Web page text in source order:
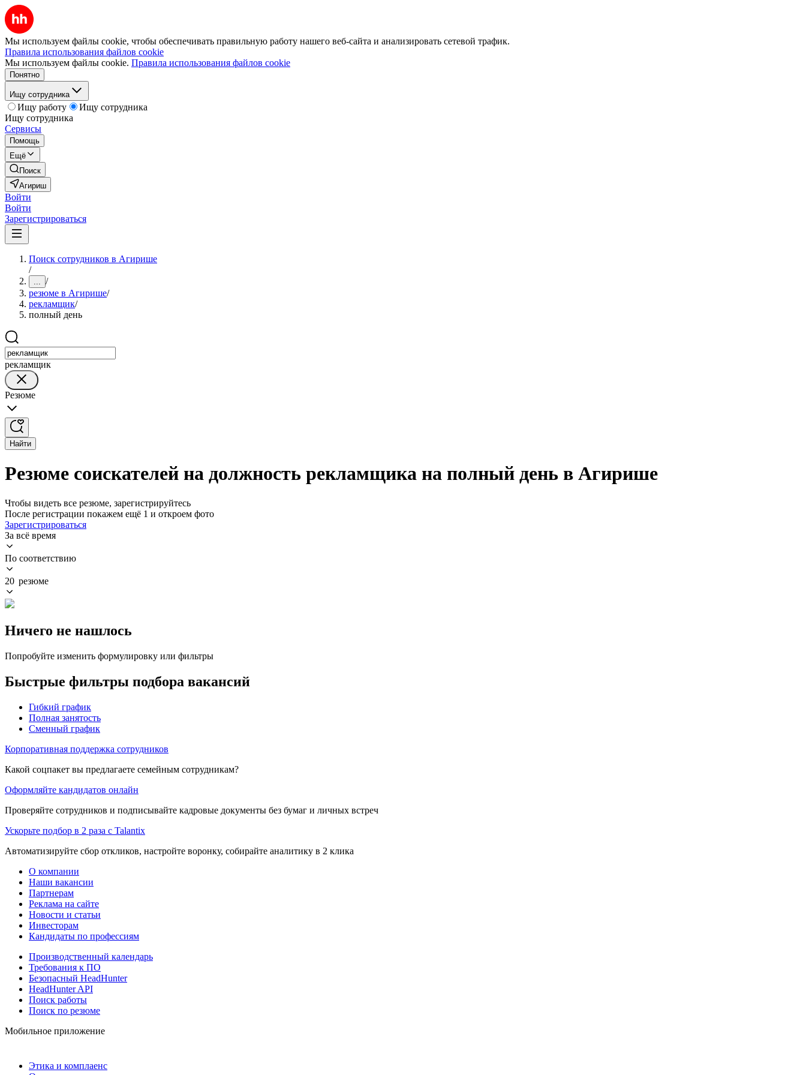
Мы используем файлы cookie, чтобы обеспечивать правильную работу нашего веб-сайта и анализировать сетевой трафик.
Правила использования файлов cookie
Мы используем файлы cookie. Правила использования файлов cookie
Понятно
Ищу сотрудника
Ищу работу
Ищу сотрудника
Ищу сотрудника
Сервисы
Помощь
Ещё
Поиск
Агириш
Войти
Войти
Зарегистрироваться
Поиск сотрудников в Агирише
/
... /
резюме в Агирише/
рекламщик/
полный день
рекламщик
Резюме
Найти
Резюме соискателей на должность рекламщика на полный день в Агирише
Чтобы видеть все резюме, зарегистрируйтесь
После регистрации покажем ещё 1 и откроем фото
Зарегистрироваться
За всё время
По соответствию
20 резюме
Ничего не нашлось
Попробуйте изменить формулировку или фильтры
Быстрые фильтры подбора вакансий
Гибкий график
Полная занятость
Сменный график
Корпоративная поддержка сотрудников
Какой соцпакет вы предлагаете семейным сотрудникам?
Оформляйте кандидатов онлайн
Проверяйте сотрудников и подписывайте кадровые документы без бумаг и личных встреч
Ускорьте подбор в 2 раза с Talantix
Автоматизируйте сбор откликов, настройте воронку, собирайте аналитику в 2 клика
О компании
Наши вакансии
Партнерам
Реклама на сайте
Новости и статьи
Инвесторам
Кандидаты по профессиям
Производственный календарь
Требования к ПО
Безопасный HeadHunter
HeadHunter API
Поиск работы
Поиск по резюме
Мобильное приложение
Этика и комплаенс